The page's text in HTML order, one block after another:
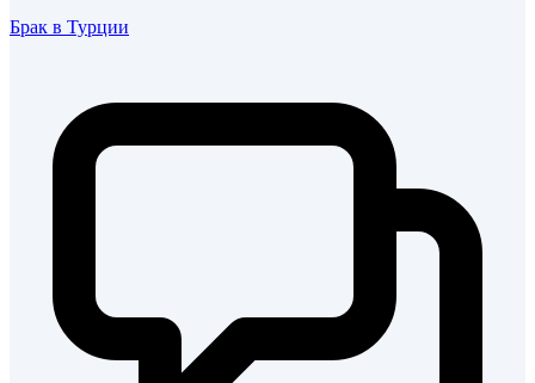
Брак в Турции